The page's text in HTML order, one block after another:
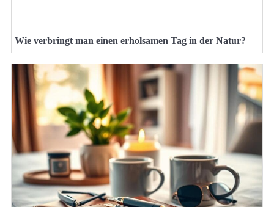
Wie verbringt man einen erholsamen Tag in der Natur?